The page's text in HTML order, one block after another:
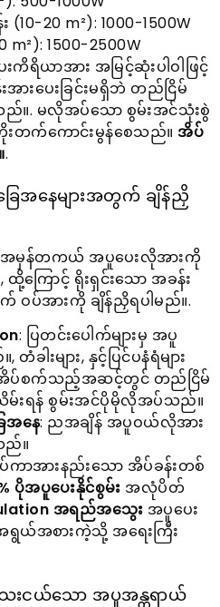
20 m²): 1000-1500W
1500-2500W
ယာအား အမြင့်ဆုံးပါဝါဖြင့်
းပေးခြင်းမရှိဘဲ တည်ငြိမ်
ည်။. မလိုအပ်သော စွမ်းအင်သုံးစွဲ
တိုးတက်ကောင်းမွန်စေသည်။ အိပ်
.
အနေများအတွက် ချိန်ညှိ
အမှန်တကယ် အပူပေးလိုအားကို
ောင့် ရိုးရှင်းသော အခန်း
ပ်အားကို ချိန်ညှိရပါမည်။.
: ပြတင်းပေါက်များမှ အပူ
ါးများ, နှင့်ပြင်ပနံရံများ
ပ်စက်သည့်အဆင့်တွင် တည်ငြိမ်
မ်းရန် စွမ်းအင်ပိုမိုလိုအပ်သည်။
အနေ: ညအချိန် အပူဝယ်လိုအား
။
ာအားနည်းသော အိပ်ခန်းတစ်
ပိုအပူပေးနိုင်စွမ်း အလုံပိတ်
အရည်အသွေး အပူပေး
ရွယ်အစားကဲ့သို့ အရေးကြီး
းငယ်သော အပူအန္တရာယ်